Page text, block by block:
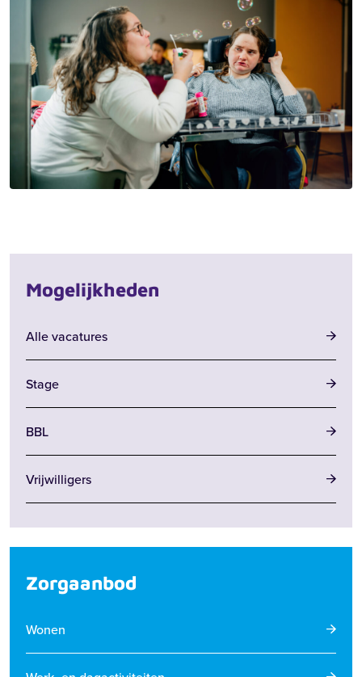
Mogelijkheden
Alle vacatures
Stage
BBL
Vrijwilligers
Zorgaanbod
Wonen
Zoeken
Recente zoekopdrachten: